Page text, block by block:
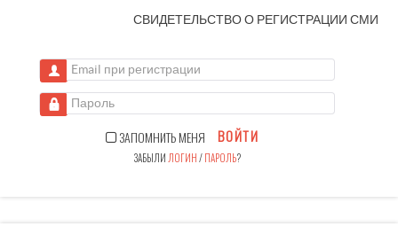
СВИДЕТЕЛЬСТВО О РЕГИСТРАЦИИСМИ
Email при регистрации
Пароль
ЗАПОМНИТЬ МЕНЯ ВОЙТИ
ЗАБЫЛИ ЛОГИН/ПАРОЛЬ?